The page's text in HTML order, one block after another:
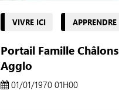
VIVRE ICI APPRENDRE
Portail Famille Châlons
Agglo
01/01/1970 01H00